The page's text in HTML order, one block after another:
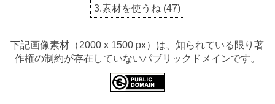
3.素材を使うね (47)
下記画像素材（2000 x 1500 px）は、知られている限り著
作権の制約が存在していないパブリックドメインです。